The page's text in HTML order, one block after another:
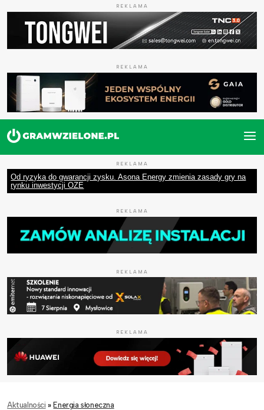
REKLAMA
REKLAMA
REKLAMA
Od ryzyka do gwarancji zysku. Asona Energy zmienia zasady gry na
rynku inwestycji OZE
REKLAMA
REKLAMA
REKLAMA
Aktualności » Energia słoneczna